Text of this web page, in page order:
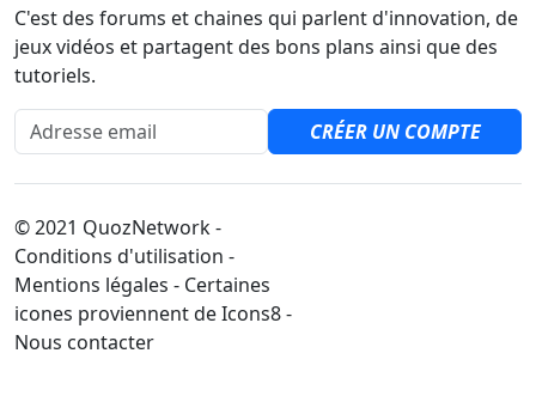
C'est des forums et chaines qui parlent d'innovation, de
jeux vidéos et partagent des bons plans ainsi que des
tutoriels.
Adresse email
CRÉER UN COMPTE
© 2021 QuozNetwork -
Conditions d'utilisation -
Mentions légales - Certaines
icones proviennent de Icons8 -
Nous contacter